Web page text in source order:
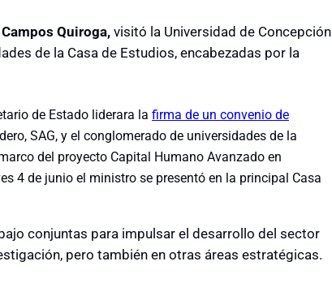
Quiroga,visitó la Universidad de Concepción
de la Casa de Estudios, encabezadas por la
de Estado liderara la firma de un convenio de
SAG, y el conglomerado de universidades de la
del proyecto Capital Humano Avanzado en
4 de junio el ministro se presentó en la principal Casa
conjuntas para impulsar el desarrollo del sector
pero también en otras áreas estratégicas.